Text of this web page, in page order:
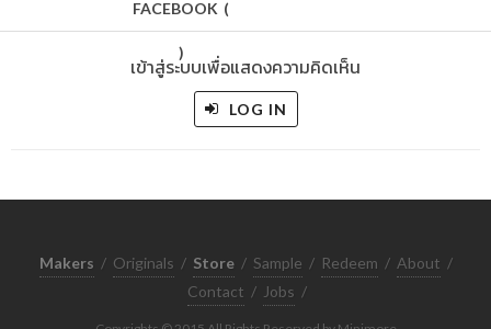
FACEBOOK (
)
เข้าสู่ระบบเพื่อแสดงความคิดเห็น
LOG IN
Makers / Originals / Store / Sample / Redeem / About /
Contact / Jobs /